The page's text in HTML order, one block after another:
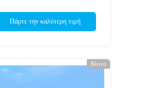
Πάρτε την καλύτερη τιμή
Βίντεο